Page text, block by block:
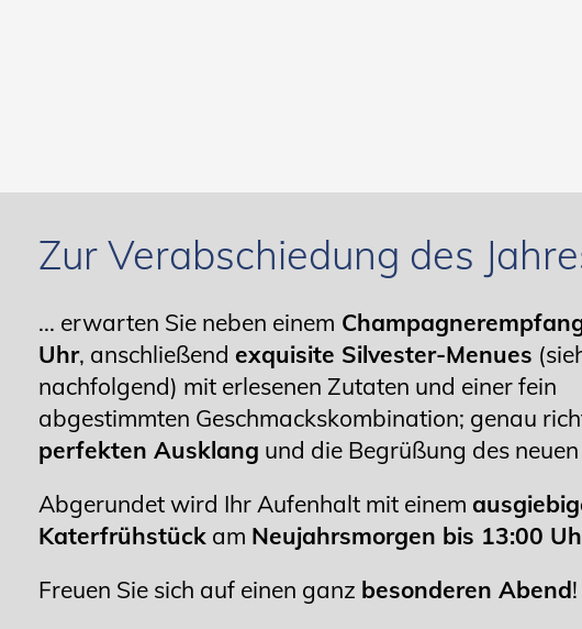
Zur Verabschiedung des
... erwarten Sie neben einem
Uhr, anschließend exquisite Silvester-Menues
nachfolgend) mit erlesenen Zutaten und einer fein
abgestimmten Geschmackskombination; genau
perfekten Ausklang und die Begrüßung des neuen
Abgerundet wird Ihr Aufenhalt mit einem
Katerfrühstück am Neujahrsmorgen bis 13:00
Freuen Sie sich auf einen ganz besonderen Abend!